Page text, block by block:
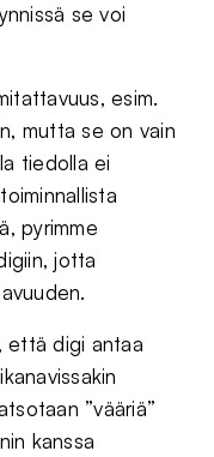
se voi
esim.
mutta se on vain
tiedolla ei
pyrimme
jotta
että digi antaa
”vääriä”
kanssa